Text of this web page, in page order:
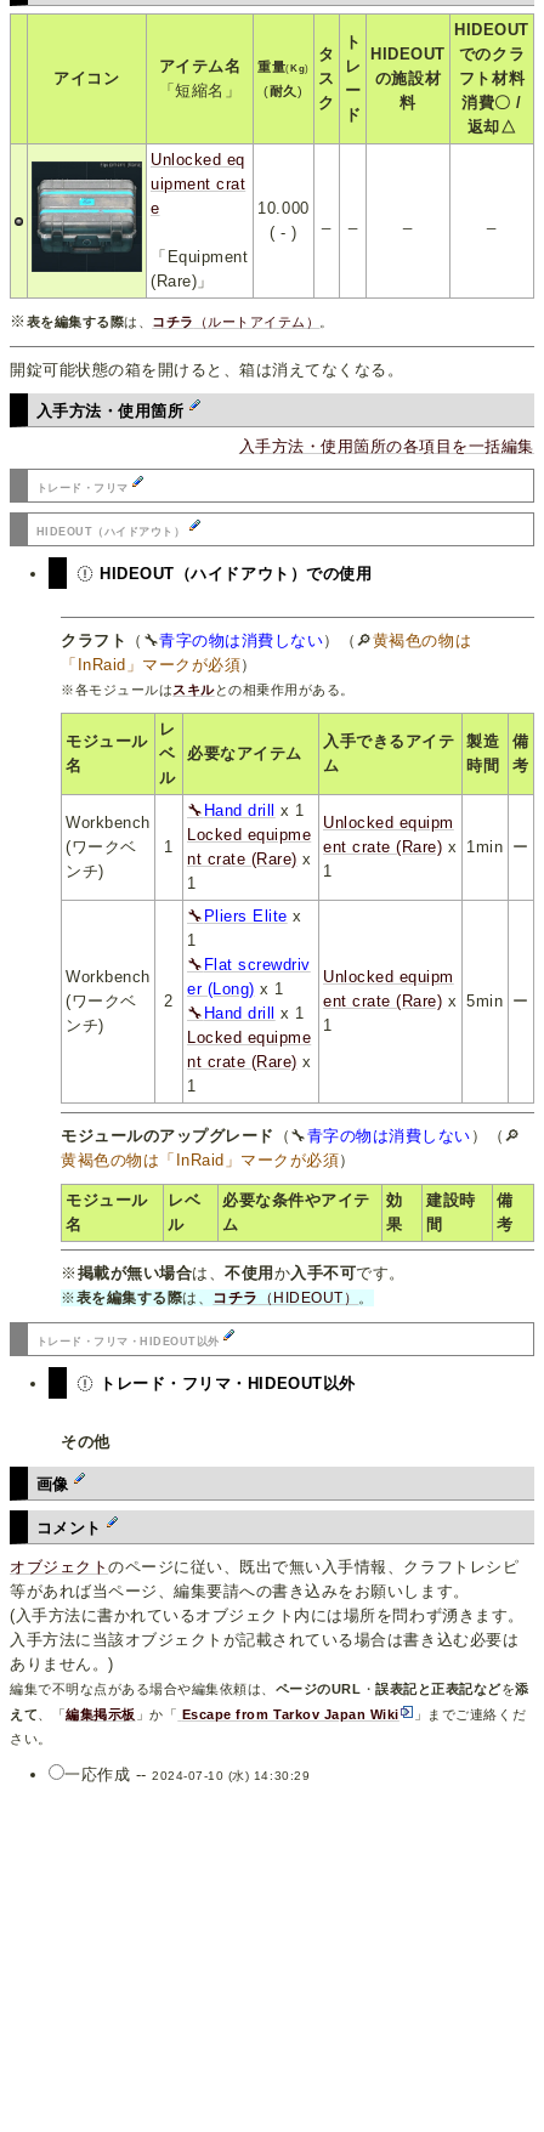
アイコン
アイテム名
「短縮名」
重量( Kg)
(耐久)
タ
ス
ク
ト
レ
ー
ド
HIDEOUT
の施設材
料
HIDEOUT
でのクラ
フト材料
消費〇 /
返却△
Unlocked eq
uipment crat
e
「Equipment
(Rare)」
10.000
( - )
※ 表を編集する際は、 コチラ （ルートアイテム） 。
開錠可能状態の箱を開けると、箱は消えてなくなる。
入手方法・使用箇所
入手方法・使用箇所の各項目を一括編集
トレード・フリマ
HIDEOUT（ハイドアウト）
HIDEOUT（ハイドアウト）での使用
クラフト （🔧青字の物は消費しない）（🔎黄褐色の物は
「InRaid」マークが必須）
※各モジュールはスキルとの相乗作用がある。
モジュール
名
レ
ベ
ル
必要なアイテム
入手できるアイテ
ム
製造
時間
備
考
Workbench
(ワークベ
ンチ)
1
🔧 Hand drill
x 1
Locked equipme
nt crate (Rare) x
1
Unlocked equipm
ent crate (Rare) x
1
1min ー
Workbench
(ワークベ
ンチ)
2
🔧 Pliers Elite x
1
🔧 Flat screwdriv
er (Long) x 1
🔧 Hand drill
x 1
Locked equipme
nt crate (Rare) x
1
Unlocked equipm
ent crate (Rare) x
1
5min ー
モジュールのアップグレード （🔧青字の物は消費しない ）（🔎
黄褐色の物は「InRaid」マークが必須）
モジュール
名
レベ
ル
必要な条件やアイテ
ム
効
果
建設時
間
備
考
※ 掲載が無い場合は、不使用 か入手不可です。
※表を編集する際は、 コチラ （HIDEOUT） 。
トレード・フリマ・HIDEOUT以外
トレード・フリマ・HIDEOUT以外
その他
画像
コメント
オブジェクトのページに従い、既出で無い入手情報、クラフトレシピ
等があれば当ページ、編集要請への書き込みをお願いします。
(入手方法に書かれているオブジェクト内には場所を問わず湧きます。
入手方法に当該オブジェクトが記載されている場合は書き込む必要は
ありません。)
編集で不明な点がある場合や編集依頼は、 ページのURL ・誤表記と正表記などを添
えて 、「編集掲示板 」か「 Escape from Tarkov Japan Wiki
」までご連絡くだ
さい。
一応作成 --2024-07-10 (水) 14:30:29